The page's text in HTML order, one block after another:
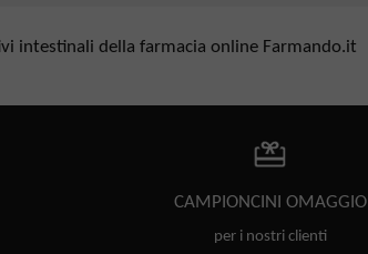
intestinali della farmacia online Farmando.it
CAMPIONCINI OMAGGIO
per i nostri clienti